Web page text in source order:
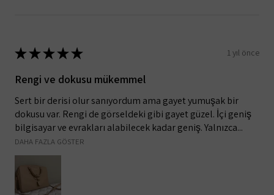
★★★★★ 1 yıl önce
Rengi ve dokusu mükemmel
Sert bir derisi olur sanıyordum ama gayet yumuşak bir
dokusu var. Rengi de görseldeki gibi gayet güzel. İçi geniş
bilgisayar ve evrakları alabilecek kadar geniş. Yalnızca...
DAHA FAZLA GÖSTER